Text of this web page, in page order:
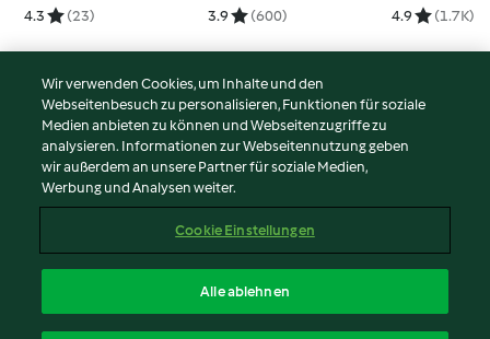
4.3 (23) 3.9 (600) 4.9 (1.7K)
© Copyright 2026
Nutzungsbedingungen
Datenschutzrichtlinien
Impressum
Inhalt melden
Wir verwenden Cookies, um Inhalte und den
Webseitenbesuch zu personalisieren, Funktionen für soziale
Medien anbieten zu können und Webseitenzugriffe zu
analysieren. Informationen zur Webseitennutzung geben
wir außerdem an unsere Partner für soziale Medien,
Werbung und Analysen weiter.
Cookie Einstellungen
Alle ablehnen